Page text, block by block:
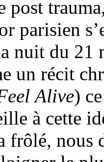
post
parisien
nuit du 21
un récit
Alive)
à cette
frôlé, nous